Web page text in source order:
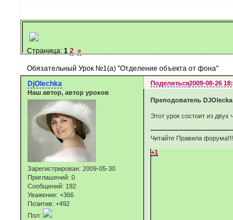
Обязательный Урок №1(а) "Отделение объекта от фона"
Страница: 1 2 »
Поделиться2009-08-26
DjOlechka
Наш автор, автор уроков
Зарегистрирован: 2009-05-30
Приглашений: 0
Сообщений: 192
Уважение: +366
Позитив: +492
Пол:
Преподователь DJOlecka
Этот урок состоит из
Читайте Правила
+1